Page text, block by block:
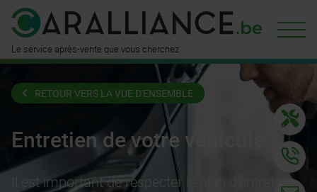
Le service après-vente que vous cherchez
RETOUR VERS LA VUE D'ENSEMBLE
Entretien de votre véhicule
Il est important de respecter le plan d’entretien